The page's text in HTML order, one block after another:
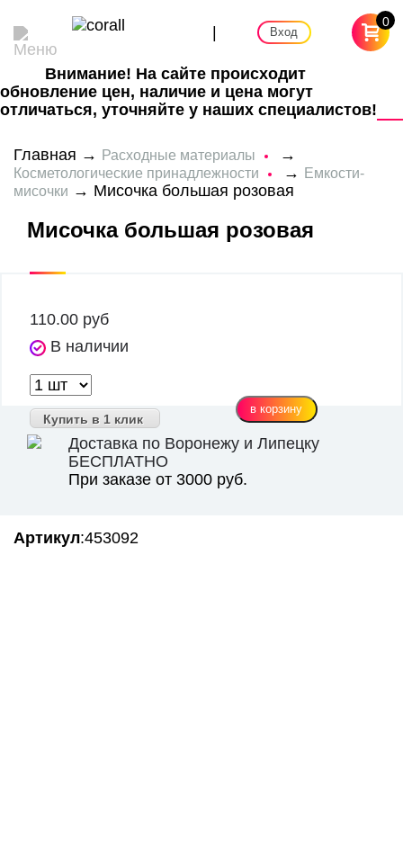
| Вход
0
Внимание! На сайте происходит
обновление цен, наличие и цена могут
отличаться, уточняйте у наших специалистов!
Главная → Расходные материалы →
Косметологические принадлежности →
Емкости-
мисочки → Мисочка большая розовая
Мисочка большая розовая
110.00 руб
В наличии
Купить в 1 клик
Доставка по Воронежу и Липецку
БЕСПЛАТНО
При заказе от 3000 руб.
Артикул:453092